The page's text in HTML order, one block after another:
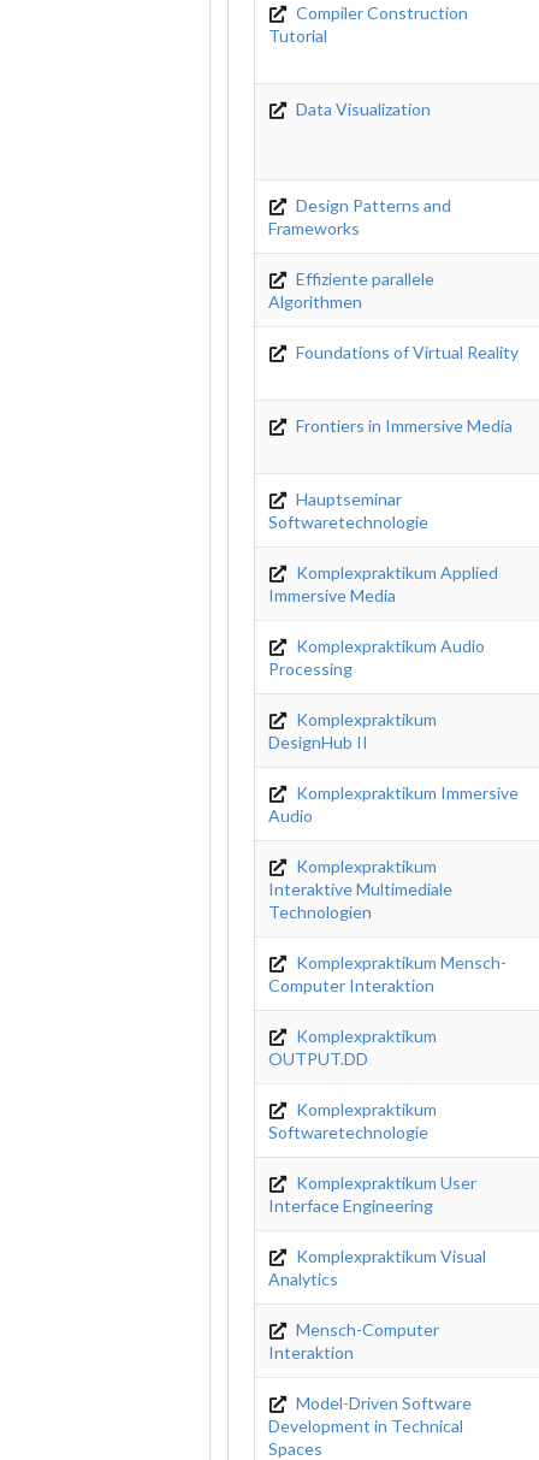
Compiler Construction
Tutorial
Data Visualization
Design Patterns and
Frameworks
Effiziente parallele
Algorithmen
Foundations of Virtual Reality
Frontiers in Immersive Media
Hauptseminar
Softwaretechnologie
Komplexpraktikum Applied
Immersive Media
Komplexpraktikum Audio
Processing
Komplexpraktikum
DesignHub II
Komplexpraktikum Immersive
Audio
Komplexpraktikum
Interaktive Multimediale
Technologien
Komplexpraktikum Mensch-
Computer Interaktion
Komplexpraktikum
OUTPUT.DD
Komplexpraktikum
Softwaretechnologie
Komplexpraktikum User
Interface Engineering
Komplexpraktikum Visual
Analytics
Mensch-Computer
Interaktion
Model-Driven Software
Development in Technical
Spaces